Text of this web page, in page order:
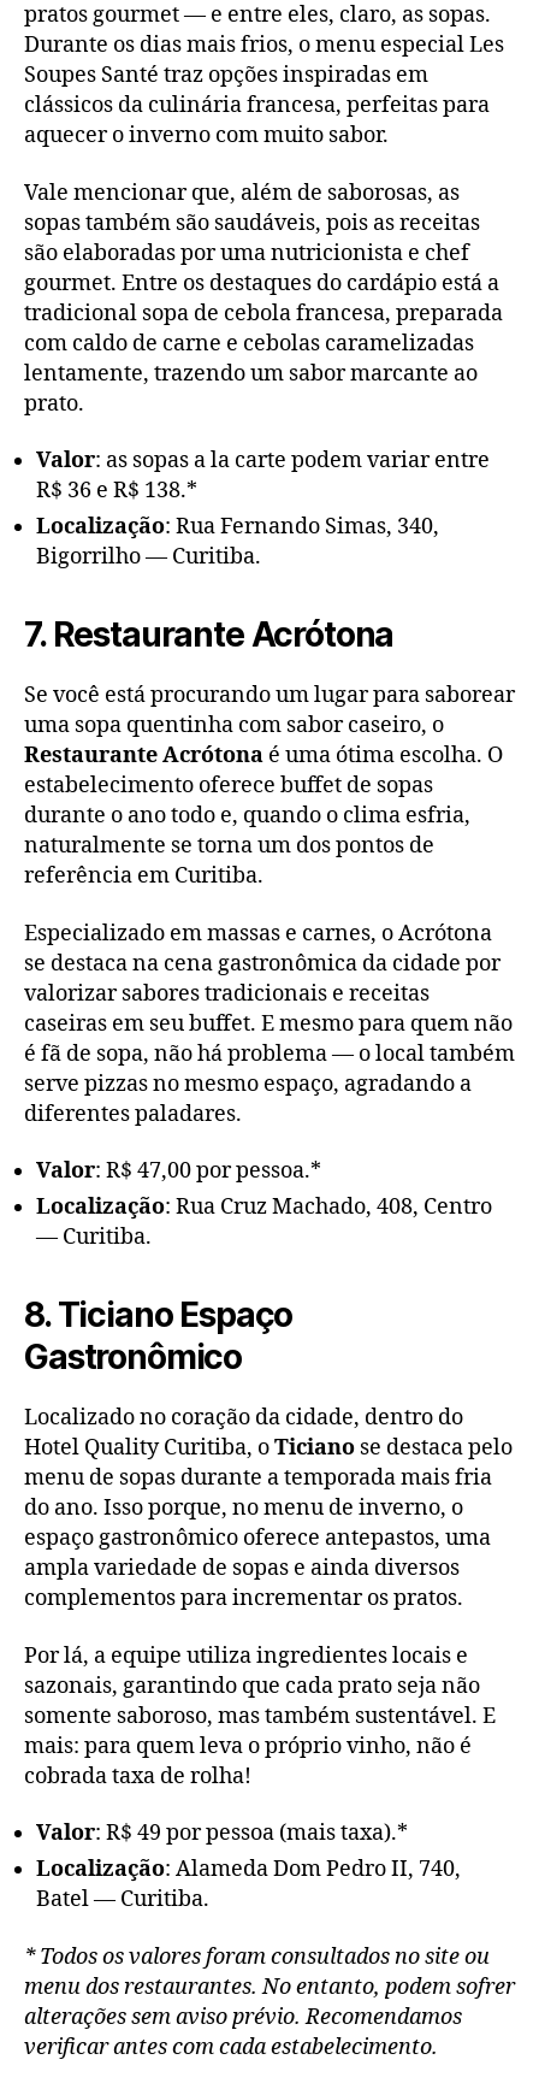
pratos gourmet — e entre eles, claro, as sopas.
Durante os dias mais frios, o menu especial Les
Soupes Santé traz opções inspiradas em
clássicos da culinária francesa, perfeitas para
aquecer o inverno com muito sabor.
Vale mencionar que, além de saborosas, as
sopas também são saudáveis, pois as receitas
são elaboradas por uma nutricionista e chef
gourmet. Entre os destaques do cardápio está a
tradicional sopa de cebola francesa, preparada
com caldo de carne e cebolas caramelizadas
lentamente, trazendo um sabor marcante ao
prato.
Valor: as sopas a la carte podem variar entre
R$ 36 e R$ 138.*
Localização: Rua Fernando Simas, 340,
Bigorrilho — Curitiba.
7. Restaurante Acrótona
Se você está procurando um lugar para saborear
uma sopa quentinha com sabor caseiro, o
Restaurante Acrótona é uma ótima escolha. O
estabelecimento oferece buffet de sopas
durante o ano todo e, quando o clima esfria,
naturalmente se torna um dos pontos de
referência em Curitiba.
Especializado em massas e carnes, o Acrótona
se destaca na cena gastronômica da cidade por
valorizar sabores tradicionais e receitas
caseiras em seu buffet. E mesmo para quem não
é fã de sopa, não há problema — o local também
serve pizzas no mesmo espaço, agradando a
diferentes paladares.
Valor: R$ 47,00 por pessoa.*
Localização: Rua Cruz Machado, 408, Centro
— Curitiba.
8. Ticiano Espaço
Gastronômico
Localizado no coração da cidade, dentro do
Hotel Quality Curitiba, oTiciano se destaca pelo
menu de sopas durante a temporada mais fria
do ano. Isso porque, no menu de inverno, o
espaço gastronômico oferece antepastos, uma
ampla variedade de sopas e ainda diversos
complementos para incrementar os pratos.
Por lá, a equipe utiliza ingredientes locais e
sazonais, garantindo que cada prato seja não
somente saboroso, mas também sustentável. E
mais: para quem leva o próprio vinho, não é
cobrada taxa de rolha!
Valor: R$ 49 por pessoa (mais taxa).*
Localização: Alameda Dom Pedro II, 740,
Batel — Curitiba.
* Todos os valores foram consultados no site ou
menu dos restaurantes. No entanto, podem sofrer
alterações sem aviso prévio. Recomendamos
verificar antes com cada estabelecimento.